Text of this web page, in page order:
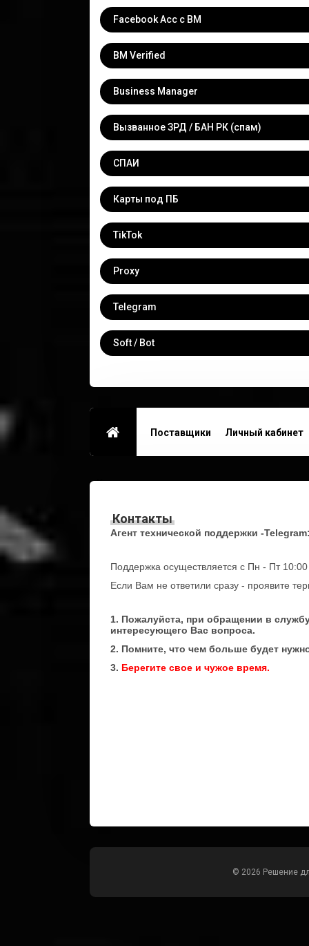
Facebook Acc с BM
BM Verified
Business Manager
Вызванное ЗРД / БАН РК (спам)
СПАИ
Карты под ПБ
TikTok
Proxy
Telegram
Soft / Bot
Поставщики Личный кабинет
Контакты
Контакты
Агент технической поддержки -
Поддержка осуществляется с Пн - Пт
Если Вам не ответили сразу - проявите
1. Пожалуйста, при обращении в
интересующего Вас вопроса.
2. Помните, что чем больше будет
3. Берегите свое и чужое время.
© 2026 Решение